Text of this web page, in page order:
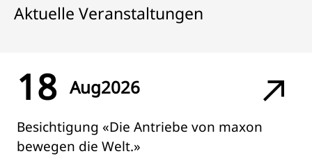
Aktuelle Veranstaltungen
18 Aug2026
Besichtigung «Die Antriebe von maxon
bewegen die Welt.»